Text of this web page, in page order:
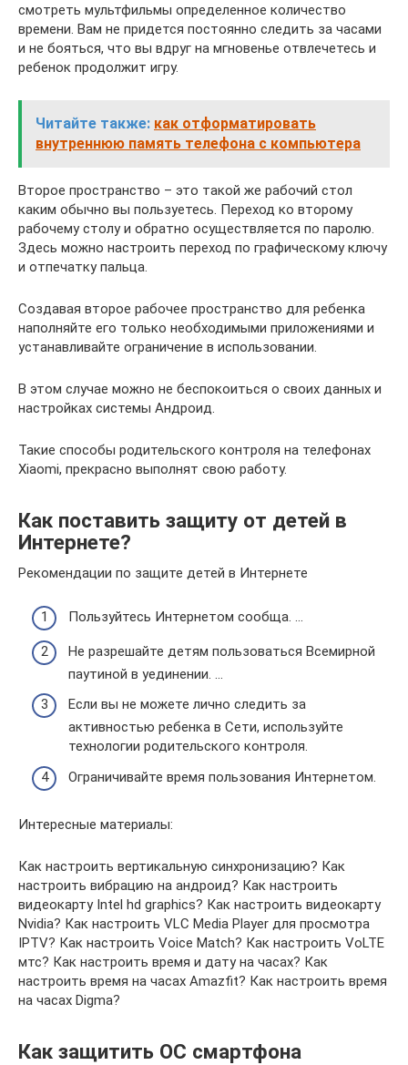
смотреть мультфильмы определенное количество
времени. Вам не придется постоянно следить за часами
и не бояться, что вы вдруг на мгновенье отвлечетесь и
ребенок продолжит игру.
Читайте также: как отформатировать
внутреннюю память телефона с компьютера
Второе пространство – это такой же рабочий стол
каким обычно вы пользуетесь. Переход ко второму
рабочему столу и обратно осуществляется по паролю.
Здесь можно настроить переход по графическому ключу
и отпечатку пальца.
Создавая второе рабочее пространство для ребенка
наполняйте его только необходимыми приложениями и
устанавливайте ограничение в использовании.
В этом случае можно не беспокоиться о своих данных и
настройках системы Андроид.
Такие способы родительского контроля на телефонах
Xiaomi, прекрасно выполнят свою работу.
Как поставить защиту от детей в
Интернете?
Рекомендации по защите детей в Интернете
Пользуйтесь Интернетом сообща. …
Не разрешайте детям пользоваться Всемирной
паутиной в уединении. …
Если вы не можете лично следить за
активностью ребенка в Сети, используйте
технологии родительского контроля.
Ограничивайте время пользования Интернетом.
Интересные материалы:
Как настроить вертикальную синхронизацию? Как
настроить вибрацию на андроид? Как настроить
видеокарту Intel hd graphics? Как настроить видеокарту
Nvidia? Как настроить VLC Media Player для просмотра
IPTV? Как настроить Voice Match? Как настроить VoLTE
мтс? Как настроить время и дату на часах? Как
настроить время на часах Amazfit? Как настроить время
на часах Digma?
Как защитить ОС смартфона